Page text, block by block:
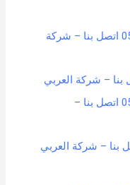
صيانة مكائن القهوة بحائل – 0551154864 اتصل بنا – شركة
شركة صيانة مكيفات بحائل -0551154864 اتصل بنا –